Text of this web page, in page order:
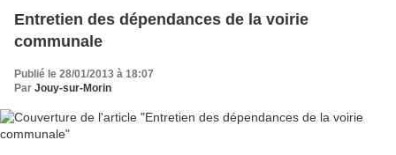
Entretien des dépendances de la voirie
communale
Publié le 28/01/2013 à 18:07
Par Jouy-sur-Morin